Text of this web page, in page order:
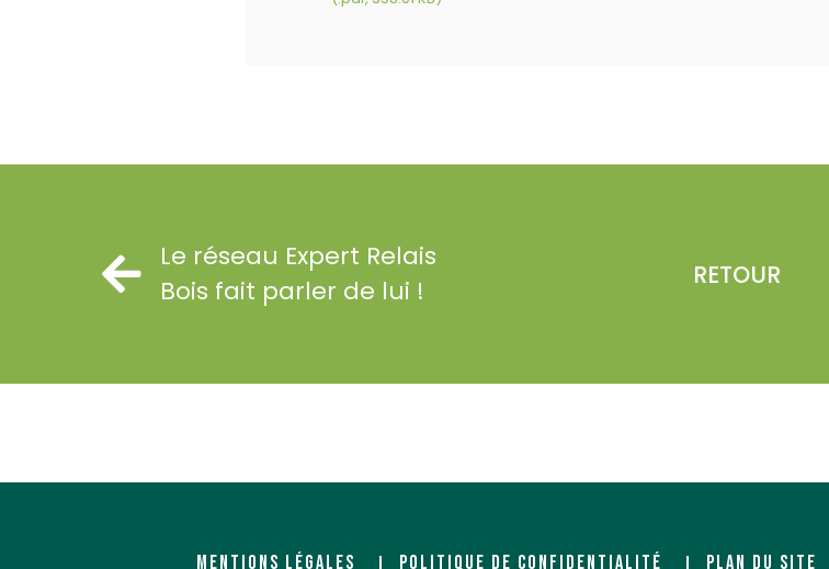
Le réseau Expert Relais
Bois fait parler de lui !
RETOUR
MENTIONS LÉGALES POLITIQUE DE CONFIDENTIALITÉ PLAN DU SITE